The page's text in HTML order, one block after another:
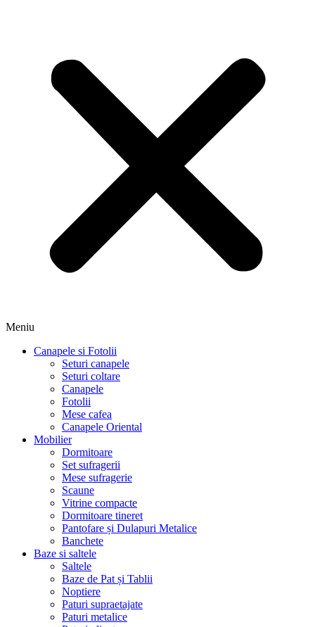
Meniu
Canapele si Fotolii
Seturi canapele
Seturi coltare
Canapele
Fotolii
Mese cafea
Canapele Oriental
Mobilier
Dormitoare
Set sufragerii
Mese sufragerie
Scaune
Vitrine compacte
Dormitoare tineret
Pantofare și Dulapuri Metalice
Banchete
Baze si saltele
Saltele
Baze de Pat și Tablii
Noptiere
Paturi supraetajate
Paturi metalice